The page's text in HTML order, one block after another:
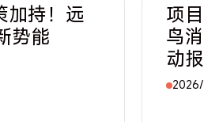
加持！远
势能
项
鸟
动